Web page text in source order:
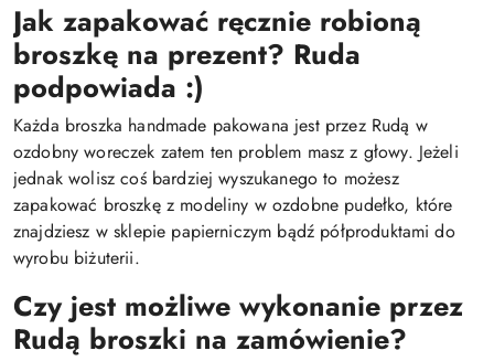
Jak zapakować ręcznie robioną
broszkę na prezent? Ruda
podpowiada :)
Każda broszka handmade pakowana jest przez Rudą w
ozdobny woreczek zatem ten problem masz z głowy. Jeżeli
jednak wolisz coś bardziej wyszukanego to możesz
zapakować broszkę z modeliny w ozdobne pudełko, które
znajdziesz w sklepie papierniczym bądź półproduktami do
wyrobu biżuterii.
Czy jest możliwe wykonanie przez
Rudą broszki na zamówienie?